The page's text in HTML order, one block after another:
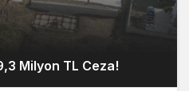
Milyon TL Ceza!